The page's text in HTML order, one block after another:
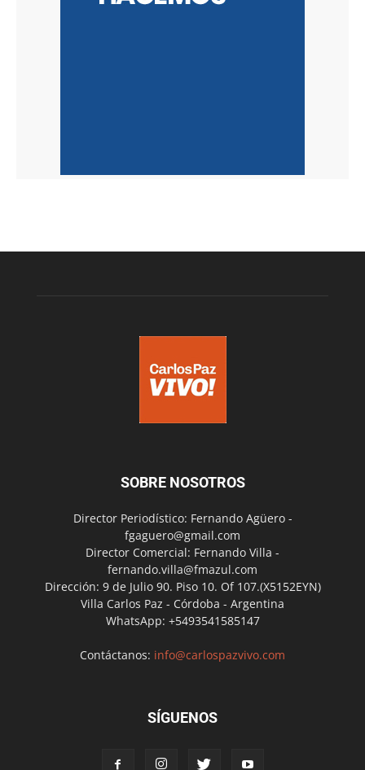
SOBRE NOSOTROS
Director Periodístico: Fernando Agüero -
fgaguero@gmail.com
Director Comercial: Fernando Villa -
fernando.villa@fmazul.com
Dirección: 9 de Julio 90. Piso 10. Of 107.(X5152EYN)
Villa Carlos Paz - Córdoba - Argentina
WhatsApp: +5493541585147
Contáctanos: info@carlospazvivo.com
SÍGUENOS